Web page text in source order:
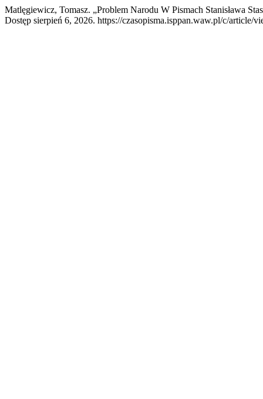
Matlęgiewicz, Tomasz. „Problem Narodu W Pismach Stanisława
Dostęp sierpień 6, 2026. https://czasopisma.isppan.waw.pl/c/article/